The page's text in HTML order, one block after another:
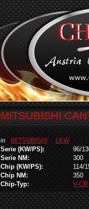
MITSUBISHI
in MITSUBISHI
LKW
Serie (KW/PS):
96/
Serie NM:
300
Chip (KW/PS):
114/
Chip NM:
350
Chip-Typ:
V-CR